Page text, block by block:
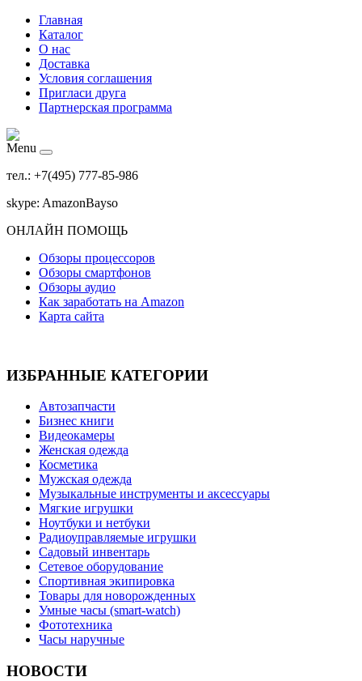
Главная
Каталог
О нас
Доставка
Условия соглашения
Пригласи друга
Партнерская программа
Menu
тел.: +7(495) 777-85-986
skype: AmazonBayso
ОНЛАЙН ПОМОЩЬ
Обзоры процессоров
Обзоры смартфонов
Обзоры аудио
Как заработать на Amazon
Карта сайта
ИЗБРАННЫЕ КАТЕГОРИИ
Автозапчасти
Бизнес книги
Видеокамеры
Женская одежда
Косметика
Мужская одежда
Музыкальные инструменты и аксессуары
Мягкие игрушки
Ноутбуки и нетбуки
Радиоуправляемые игрушки
Садовый инвентарь
Сетевое оборудование
Спортивная экипировка
Товары для новорожденных
Умные часы (smart-watch)
Фототехника
Часы наручные
НОВОСТИ